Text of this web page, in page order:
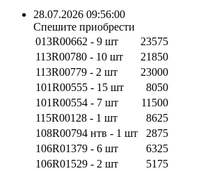
28.07.2026 09:56:00
Спешите приобрести
013R00662 - 9 шт
23575
113R00780 - 10 шт
21850
113R00779 - 2 шт
23000
101R00555 - 15 шт
8050
101R00554 - 7 шт
11500
115R00128 - 1 шт
8625
108R00794 нтв - 1 шт
2875
106R01379 - 6 шт
6325
106R01529 - 2 шт
5175